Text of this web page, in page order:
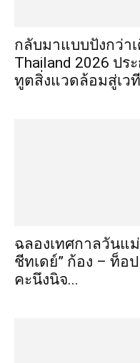
กลับมาแบบปังกว่า
Thailand 2026 ปร
ทูตสิ่งแวดล้อมสู่เว
ฉลองเทศกาลวันแ
ชีทเดย์” ก้อง – ท็อ
คะนึงนิจ...